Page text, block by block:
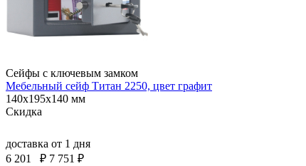
Сейфы с ключевым замком
Мебельный сейф Титан 2250, цвет графит
140x195x140 мм
Скидка
доставка от 1 дня
6 201
₽ 7 751 ₽